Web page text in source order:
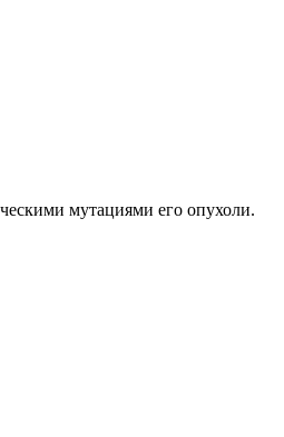
мутациями его опухоли.